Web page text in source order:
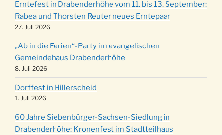
24.12.
Gemeindehaus um 15:00 Uhr
24.12. Familiengottesdienst in der FeG um 16 Uhr
24.12.
Weihnachtsgottesdienst in der Kirche um
15:00 Uhr
24.12.
Weihnachtsgottesdienst in der Kirche um
18:00 Uhr
24.12.
Christmette mit der ev. Jugend in der Kirche
um 23:00 Uhr
31.12.
Gottesdienst zu Silvester in der Kirche um
18:00 Uhr
Erntefest in Drabenderhöhe vom 11. bis 13. September:
Rabea und Thorsten Reuter neues Erntepaar
27. Juli 2026
„Ab in die Ferien“-Party im evangelischen
Gemeindehaus Drabenderhöhe
8. Juli 2026
Dorffest in Hillerscheid
1. Juli 2026
60 Jahre Siebenbürger-Sachsen-Siedlung in
Drabenderhöhe: Kronenfest im Stadtteilhaus